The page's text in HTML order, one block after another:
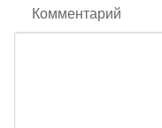
Комментарий